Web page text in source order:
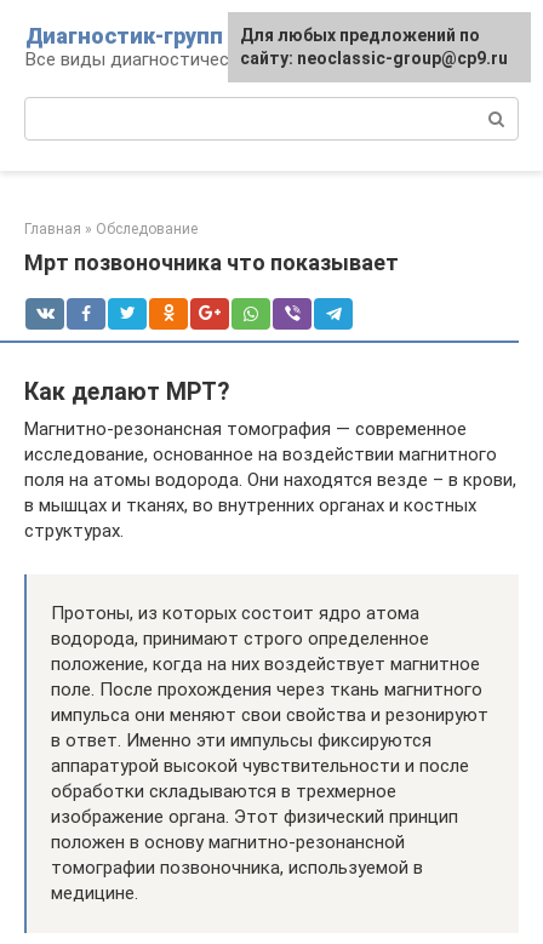
контенту
Диагностик-групп
Все виды диагностических манипуляций
Главная » Обследование
Мрт позвоночника что показывает
Как делают МРТ?
Магнитно-резонансная томография — современное
исследование, основанное на воздействии магнитного
поля на атомы водорода. Они находятся везде – в крови,
в мышцах и тканях, во внутренних органах и костных
структурах.
Протоны, из которых состоит ядро атома
водорода, принимают строго определенное
положение, когда на них воздействует магнитное
поле. После прохождения через ткань магнитного
импульса они меняют свои свойства и резонируют
в ответ. Именно эти импульсы фиксируются
аппаратурой высокой чувствительности и после
обработки складываются в трехмерное
изображение органа. Этот физический принцип
положен в основу магнитно-резонансной
томографии позвоночника, используемой в
медицине.
Для любых предложений по
сайту: neoclassic-group@cp9.ru